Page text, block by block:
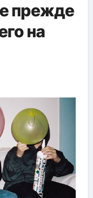
прежде
на